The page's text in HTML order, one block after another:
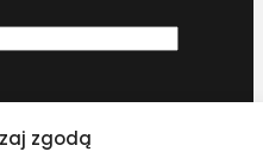
zgodą
i akceptuję